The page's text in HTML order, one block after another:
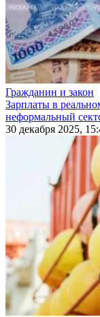
Гражданин и закон
Зарплаты в
неформальный
30 декабря 2025,